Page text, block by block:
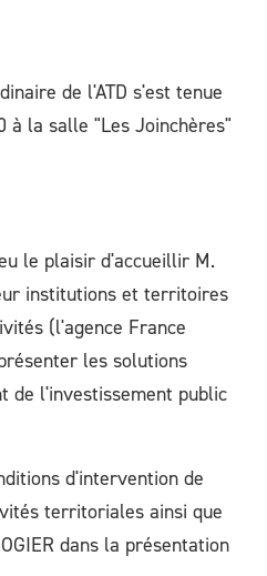
de l'ATD s'est tenue
à la salle "Les Joinchères"
le plaisir d'accueillir M.
institutions et territoires
(l'agence France
les solutions
de l'investissement public
d'intervention de
territoriales ainsi que
dans la présentation